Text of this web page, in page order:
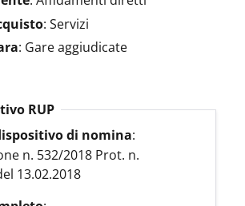
: Servizi
: Gare aggiudicate
RUP
di nomina:
n. 532/2018 Prot. n.
13.02.2018